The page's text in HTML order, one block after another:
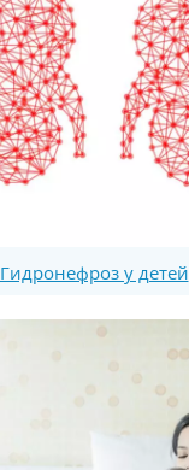
Гидронефроз у детей